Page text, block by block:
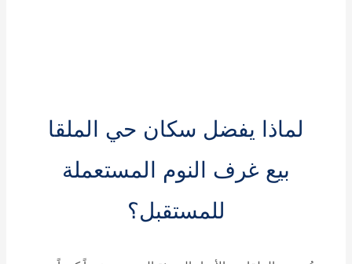
لماذا يفضل سكان حي الملقا
بيع غرف النوم المستعملة
للمستقبل؟